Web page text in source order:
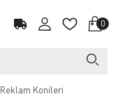
0
Reklam Konileri